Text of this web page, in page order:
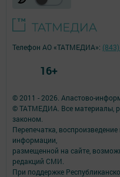
© 2011 - 2026. Апастово-
© ТАТМЕДИА. Все материалы,
законом.
Перепечатка,
информации,
размещенной на сайте,
редакций СМИ.
При поддержке
Телефон АО «ТАТМЕДИА»:
16+